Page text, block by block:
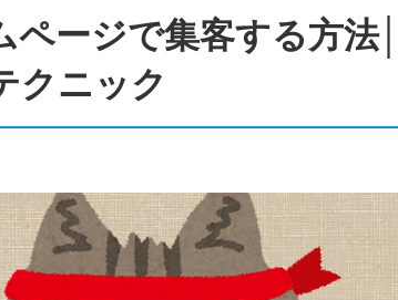
ページで集客する方法
クニック